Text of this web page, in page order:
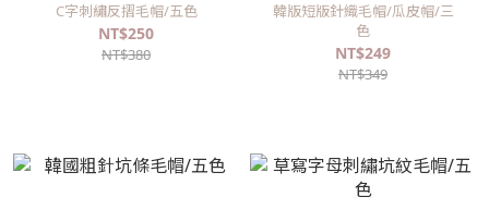
C字刺繡反摺毛帽/五色
NT$250
NT$380
韓版短版針織毛帽/瓜皮帽/三
色
NT$249
NT$349